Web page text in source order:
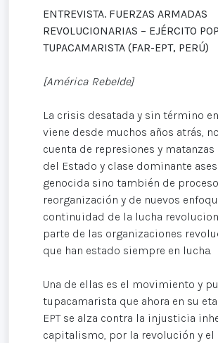
ENTREVISTA. FUERZAS ARMADAS
REVOLUCIONARIAS – EJÉRCITO
TUPACAMARISTA (FAR-EPT, PERÚ)
[América Rebelde]
La crisis desatada y sin término
viene desde muchos años atrás,
cuenta de represiones y
del Estado y clase dominante
genocida sino también de
reorganización y de nuevos
continuidad de la lucha
parte de las organizaciones
que han estado siempre en lucha.
Una de ellas es el movimiento y
tupacamarista que ahora en su
EPT se alza contra la injusticia
capitalismo, por la revolución y el